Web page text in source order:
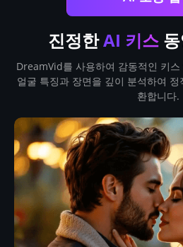
진정한AI 키스동
DreamVid를 사용하여 감동적인 키
얼굴 특징과 장면을 깊이 분석하여
환합니다.